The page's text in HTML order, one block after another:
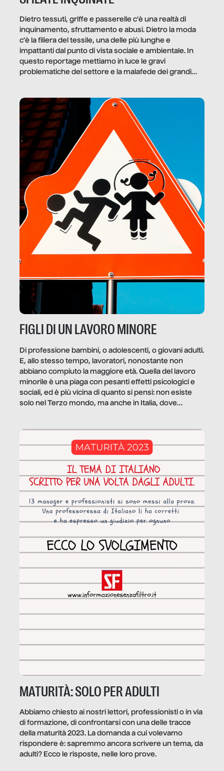
Dietro tessuti, griffe e passerelle c’è una realtà di
inquinamento, sfruttamento e abusi. Dietro la moda
c’è la filiera del tessile, una delle più lunghe e
impattanti dal punto di vista sociale e ambientale. In
questo reportage mettiamo in luce le gravi
problematiche del settore e la malafede dei grandi
FIGLI DI UN LAVORO MINORE
Di professione bambini, o adolescenti, o giovani adulti.
E, allo stesso tempo, lavoratori, nonostante non
abbiano compiuto la maggiore età. Quella del lavoro
minorile è una piaga con pesanti effetti psicologici e
sociali, ed è più vicina di quanto si pensi: non esiste
solo nel Terzo mondo, ma anche in Italia, dove
MATURITÀ: SOLO PER ADULTI
Abbiamo chiesto ai nostri lettori, professionisti o in via
di formazione, di confrontarsi con una delle tracce
della maturità 2023. La domanda a cui volevamo
rispondere è: sapremmo ancora scrivere un tema, da
adulti? Ecco le risposte, nelle loro prove.